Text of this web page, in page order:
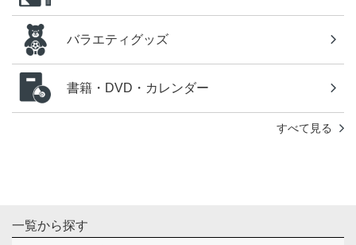
バラエティグッズ
書籍・DVD・カレンダー
すべて見る
一覧から探す